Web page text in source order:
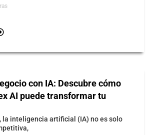
con IA: Descubre cómo
AI puede transformar tu
la inteligencia artificial (IA) no es solo